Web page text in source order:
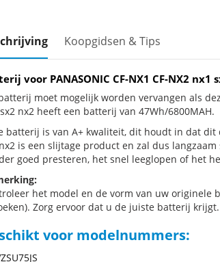
Koopgidsen & Tips
voor PANASONIC CF-NX1 CF-NX2 nx1
moet mogelijk worden vervangen als
nx2 heeft een batterij van 47Wh/6800MAH.
batterij is van A+ kwaliteit, dit houdt in dat dit
is een slijtage product en zal dus
goed presteren, het snel leeglopen of het
het model en de vorm van uw originele
Zorg ervoor dat u de juiste batterij krijgt.
voor modelnummers: